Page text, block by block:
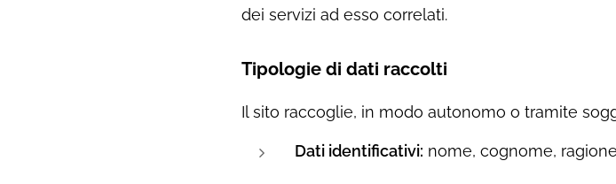
dei servizi ad esso correlati.
Tipologie di dati raccolti
Il sito raccoglie, in modo autonomo o tramite
Dati identificativi: nome, cognome,